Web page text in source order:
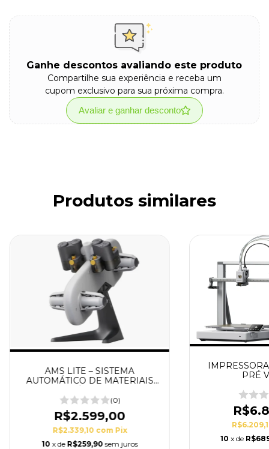
Ganhe descontos avaliando este produto
Compartilhe sua experiência e receba um
cupom exclusivo para sua próxima compra.
Avaliar e ganhar desconto
Produtos similares
AMS LITE – SISTEMA
AUTOMÁTICO DE MATERIAIS
(0)
R$2.599,00
R$2.339,10 com Pix
10 x de R$259,90 sem juros
PRÉ
10 x de